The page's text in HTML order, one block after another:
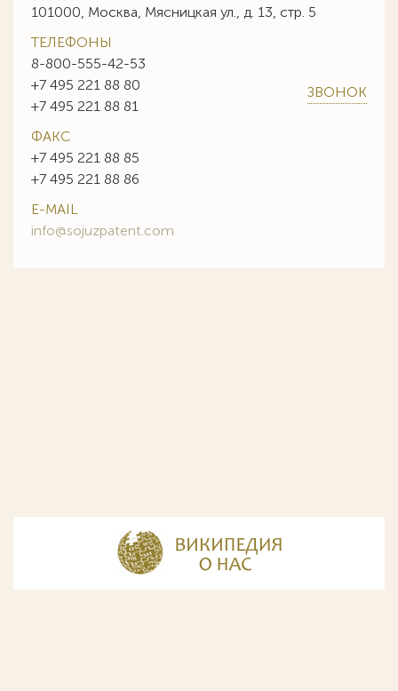
101000, Москва, Мясницкая ул., д. 13, стр. 5
ТЕЛЕФОНЫ
8-800-555-42-53
+7 495 221 88 80
+7 495 221 88 81
ЗВОНОК
ФАКС
+7 495 221 88 85
+7 495 221 88 86
E-MAIL
info@sojuzpatent.com